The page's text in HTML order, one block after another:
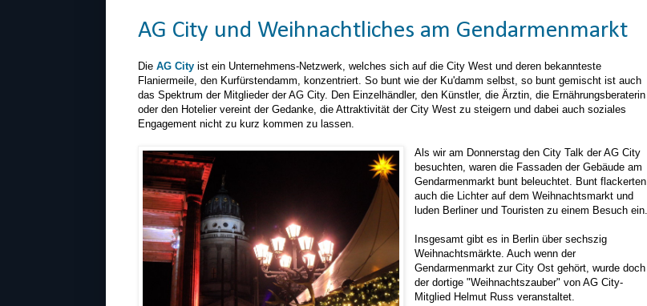
AG City und Weihnachtliches am Gendarmenmarkt
Die AG City ist ein Unternehmens-Netzwerk, welches sich auf die City West und deren bekannteste
Flaniermeile, den Kurfürstendamm, konzentriert. So bunt wie der Ku'damm selbst, so bunt gemischt ist auch
das Spektrum der Mitglieder der AG City. Den Einzelhändler, den Künstler, die Ärztin, die Ernährungsberaterin
oder den Hotelier vereint der Gedanke, die Attraktivität der City West zu steigern und dabei auch soziales
Engagement nicht zu kurz kommen zu lassen.
Als wir am Donnerstag den City Talk der AG City
besuchten, waren die Fassaden der Gebäude am
Gendarmenmarkt bunt beleuchtet. Bunt flackerten
auch die Lichter auf dem Weihnachtsmarkt und
luden Berliner und Touristen zu einem Besuch ein.
Insgesamt gibt es in Berlin über sechszig
Weihnachtsmärkte. Auch wenn der
Gendarmenmarkt zur City Ost gehört, wurde doch
der dortige "Weihnachtszauber" von AG City-
Mitglied Helmut Russ veranstaltet.